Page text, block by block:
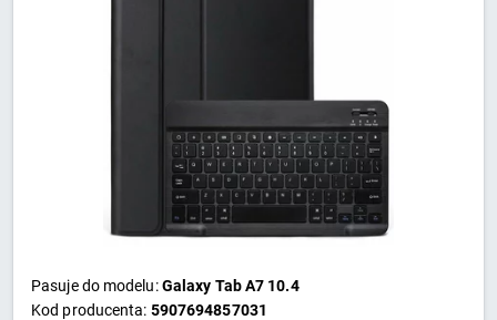
Pasuje do modelu:Galaxy Tab A7 10.4
Kod producenta: 5907694857031